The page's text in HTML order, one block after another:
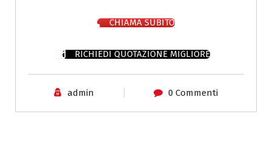
CHIAMA SUBITO
RICHIEDI QUOTAZIONE MIGLIORE
admin 0 Commenti